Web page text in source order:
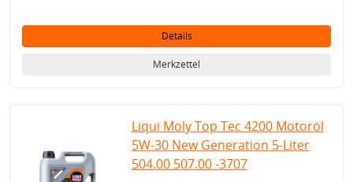
Details
Merkzettel
Liqui Moly Top Tec 4200 Motoröl
5W-30 New Generation 5-Liter
504.00 507.00 -3707